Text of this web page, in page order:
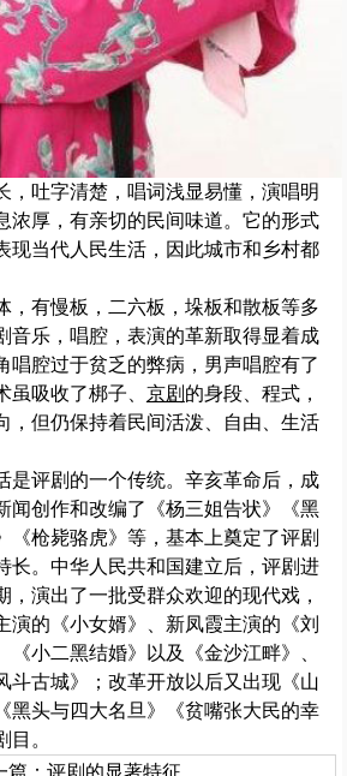
，吐字清楚，唱词浅显易懂，演唱明
浓厚，有亲切的民间味道。它的形式
现当代人民生活，因此城市和乡村都
，有慢板，二六板，垛板和散板等多
音乐，唱腔，表演的革新取得显着成
唱腔过于贫乏的弊病，男声唱腔有了
虽吸收了梆子、 京剧 的身段、程式，
，但仍保持着民间活泼、自由、生活
是评剧的一个传统。辛亥革命后，成
闻创作和改编了《杨三姐告状》《黑
《枪毙骆虎》等，基本上奠定了评剧
长。中华人民共和国建立后，评剧进
，演出了一批受群众欢迎的现代戏，
演的《小女婿》、新凤霞主演的《刘
《小二黑结婚》以及《金沙江畔》、
斗古城》；改革开放以后又出现《山
黑头与四大名旦》《贫嘴张大民的幸
。
篇：评剧的显著特征